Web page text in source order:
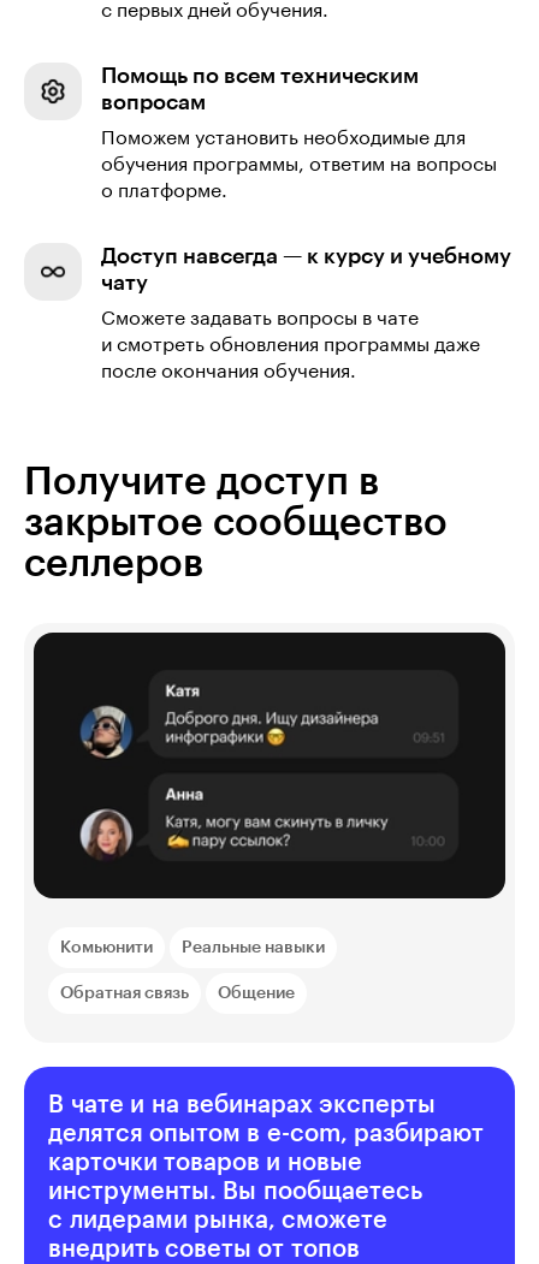
с первых дней обучения.
Помощь по всем техническим
вопросам
Поможем установить необходимые для
обучения программы, ответим на вопросы
о платформе.
Доступ навсегда — к курсу и учебному
чату
Сможете задавать вопросы в чате
и смотреть обновления программы даже
после окончания обучения.
Получите доступ в
закрытое сообщество
селлеров
Комьюнити Реальные навыки
Обратная связь Общение
В чате и на вебинарах эксперты
делятся опытом в e-com, разбирают
карточки товаров и новые
инструменты. Вы пообщаетесь
с лидерами рынка, сможете
внедрить советы от топов